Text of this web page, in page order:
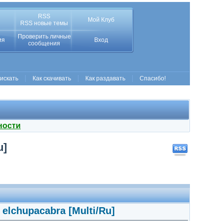
RSS
RSS новые темы
Мой Клуб
Проверить личные
сообщения
Вход
Как скачивать Как раздавать Спасибо!
[Multi/Ru]